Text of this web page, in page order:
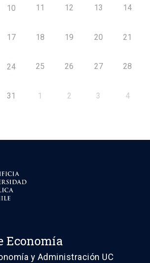
10 11 12 13 14
17 18 19 20 21
24 25 26 27 28
31 1 2 3 4
Economía
y Administración UC